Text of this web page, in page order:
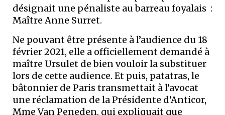
désignait une pénaliste au barreau foyalais :
Maître Anne Surret.
Ne pouvant être présente à l’audience du 18
février 2021, elle a officiellement demandé à
maître Ursulet de bien vouloir la substituer
lors de cette audience. Et puis, patatras, le
bâtonnier de Paris transmettait à l’avocat
une réclamation de la Présidente d’Anticor,
Mme Van Peneden, qui expliquait que